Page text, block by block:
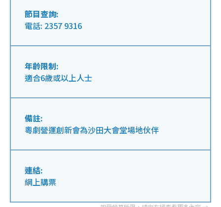
節目查詢:
電話: 2357 9316
年齡限制:
適合6歲或以上人士
備註:
粵劇營運創新會為沙田大會堂場地伙伴
連結:
網上購票